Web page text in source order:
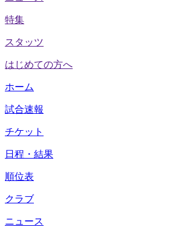
特集
スタッツ
はじめての方へ
ホーム
試合速報
チケット
日程・結果
順位表
クラブ
ニュース